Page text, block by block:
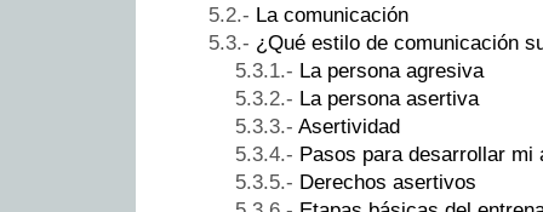
La comunicación
¿Qué estilo de comunicación
La persona agresiva
La persona asertiva
Asertividad
Pasos para desarrollar mi
Derechos asertivos